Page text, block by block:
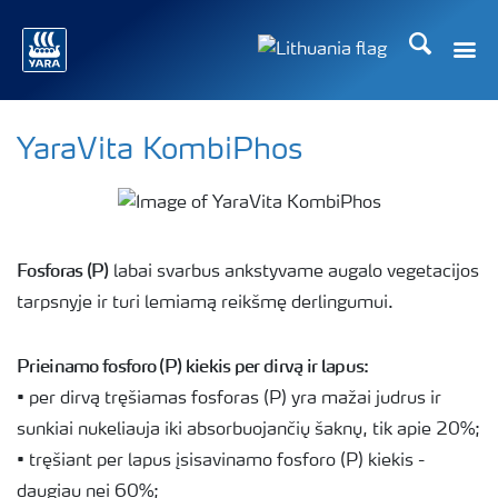
Ieškoti
YaraVita KombiPhos
Fosforas (P)labai svarbus ankstyvame augalo vegetacijos
tarpsnyje ir turi lemiamą reikšmę derlingumui.
Prieinamo fosforo (P) kiekis per dirvą ir lapus:
• per dirvą tręšiamas fosforas (P) yra mažai judrus ir
sunkiai nukeliauja iki absorbuojančių šaknų, tik apie 20%;
• tręšiant per lapus įsisavinamo fosforo (P) kiekis -
daugiau nei 60%;